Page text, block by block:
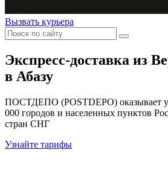
Вызвать курьера
Экспресс-доставка из
в Абазу
ПОСТДЕПО (POSTDEPO) оказывает
000 городов и населенных пунктов
стран СНГ
Узнайте тарифы